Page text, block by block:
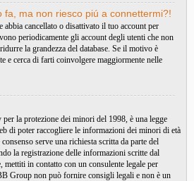
fa, ma non riesco piú a connettermi?!
abbia cancellato o disattivato il tuo account per
periodicamente gli account degli utenti che non
la grandezza del database. Se il motivo è
e cerca di farti coinvolgere maggiormente nelle
la protezione dei minori del 1998, è una legge
di poter raccogliere le informazioni dei minori di età
serve una richiesta scritta da parte del
la registrazione delle informazioni scritte dal
mettiti in contatto con un consulente legale per
Group non può fornire consigli legali e non è un